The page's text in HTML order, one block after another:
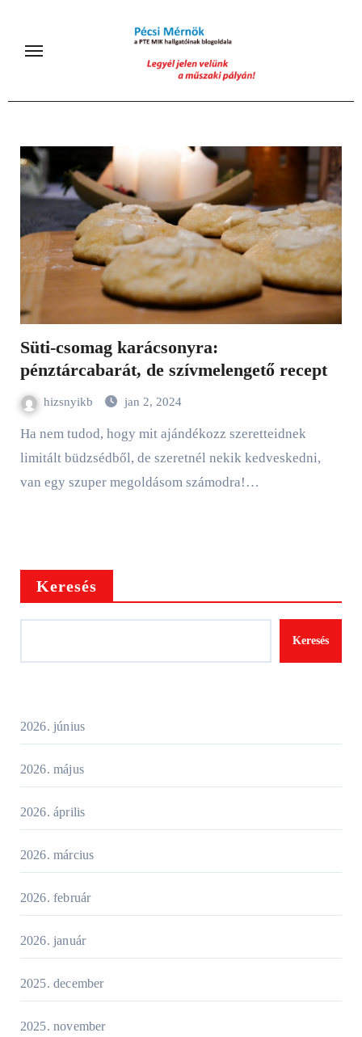
content
Süti-csomag karácsonyra:
pénztárcabarát, de szívmelengető recept
hizsnyikb jan 2, 2024
Ha nem tudod, hogy mit ajándékozz szeretteidnek
limitált büdzsédből, de szeretnél nekik kedveskedni,
van egy szuper megoldásom számodra!…
Keresés
Keresés
2026. június
2026. május
2026. április
2026. március
2026. február
2026. január
2025. december
2025. november